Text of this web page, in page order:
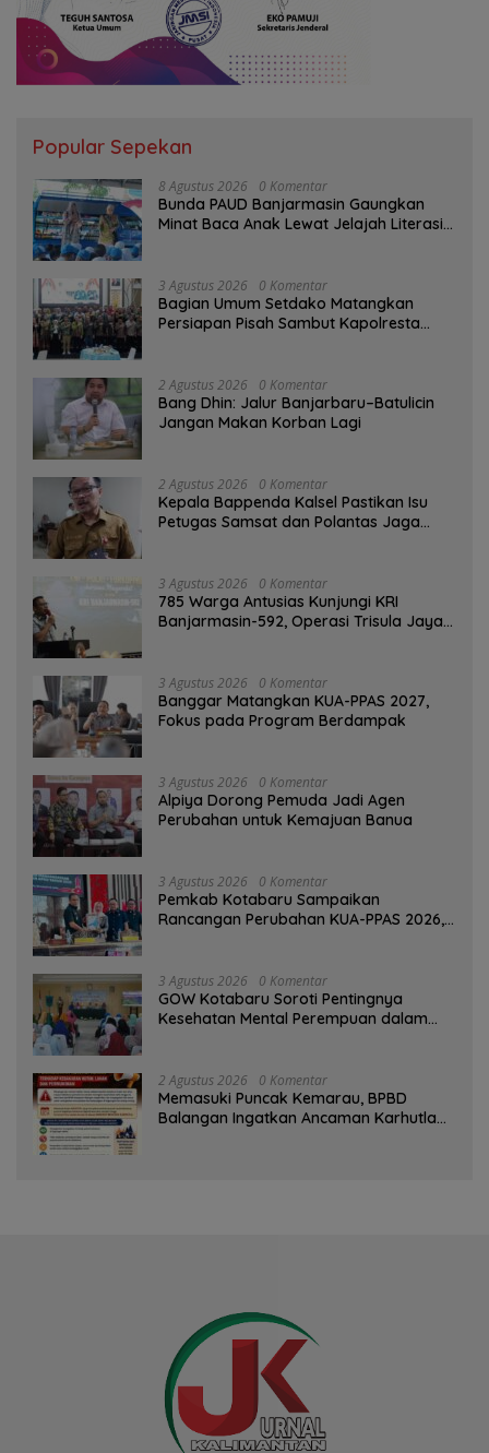
Popular Sepekan
8 Agustus 2026 0 Komentar
Bunda PAUD Banjarmasin Gaungkan
Minat Baca Anak Lewat Jelajah Literasi
3 Agustus 2026 0 Komentar
Bagian Umum Setdako Matangkan
Persiapan Pisah Sambut Kapolresta
2 Agustus 2026 0 Komentar
Bang Dhin: Jalur Banjarbaru–Batulicin
Jangan Makan Korban Lagi
2 Agustus 2026 0 Komentar
Kepala Bappenda Kalsel Pastikan Isu
Petugas Samsat dan Polantas Jaga
3 Agustus 2026 0 Komentar
785 Warga Antusias Kunjungi KRI
Banjarmasin-592, Operasi Trisula Jaya
3 Agustus 2026 0 Komentar
‎Banggar Matangkan KUA-PPAS 2027,
Fokus pada Program Berdampak
3 Agustus 2026 0 Komentar
‎Alpiya Dorong Pemuda Jadi Agen
Perubahan untuk Kemajuan Banua ‎
3 Agustus 2026 0 Komentar
Pemkab Kotabaru Sampaikan
Rancangan Perubahan KUA-PPAS 2026,
3 Agustus 2026 0 Komentar
GOW Kotabaru Soroti Pentingnya
Kesehatan Mental Perempuan dalam
2 Agustus 2026 0 Komentar
Memasuki Puncak Kemarau, BPBD
Balangan Ingatkan Ancaman Karhutla